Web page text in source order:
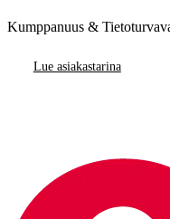
Kumppanuus &
Lue asiakastarina